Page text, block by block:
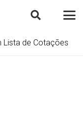
Lista de Cotações